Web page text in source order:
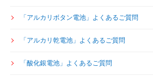
「アルカリボタン電池」よくあるご質問
「アルカリ乾電池」よくあるご質問
「酸化銀電池」よくあるご質問